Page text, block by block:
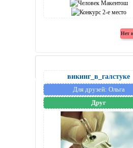
викинг_в_галстуке
Для друзей: Ольга
Друг